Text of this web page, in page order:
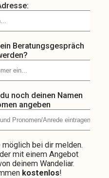
Beratungsgespräch
noch deinen Namen
angeben
bei dir melden.
mit einem Angebot
deinem Wandeliar.
kostenlos!